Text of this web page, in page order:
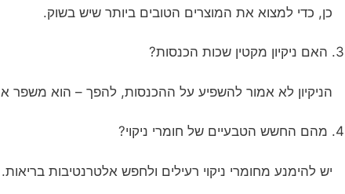
כן, כדי למצוא את המוצרים הטובים ביותר שיש בשוק.
3. האם ניקיון מקטין שכות הכנסות?
הניקיון לא אמור להשפיע על ההכנסות, להפך – הוא משפר
4. מהם החשש הטבעיים של חומרי ניקוי?
יש להימנע מחומרי ניקוי רעילים ולחפש אלטרנטיבות בריאות.